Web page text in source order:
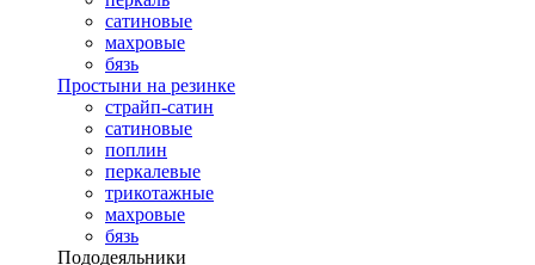
сатиновые
махровые
бязь
Простыни на резинке
страйп-сатин
сатиновые
поплин
перкалевые
трикотажные
махровые
бязь
Пододеяльники